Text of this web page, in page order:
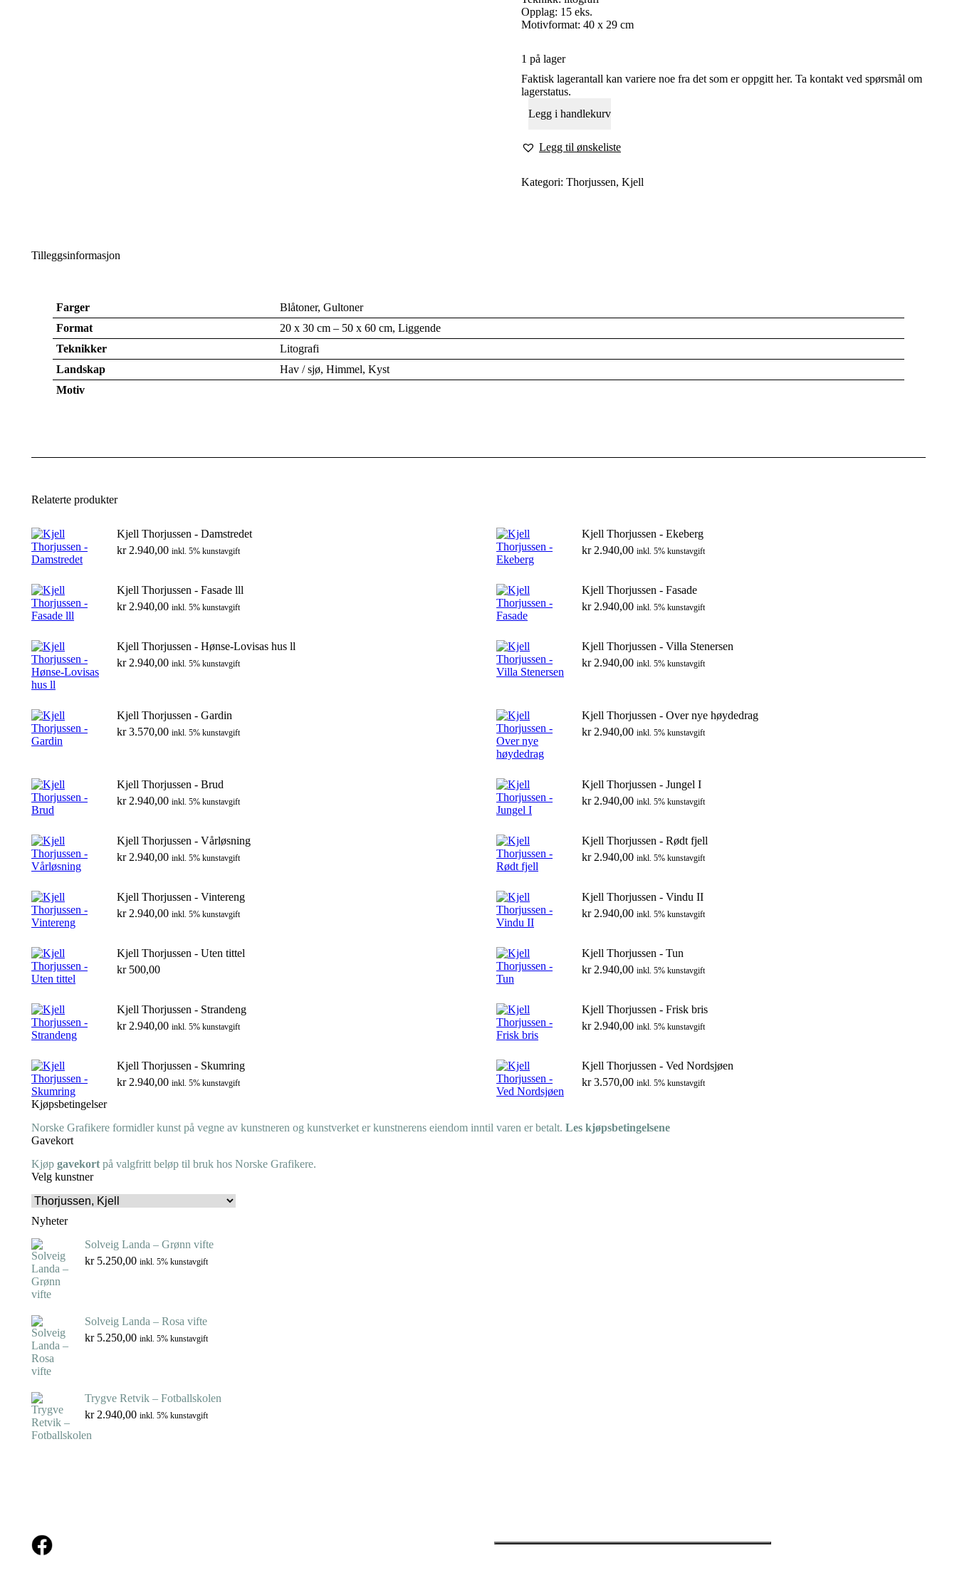
Opplag: 15 eks.
Motivformat: 40 x 29 cm
1 på lager
Faktisk lagerantall kan variere noe fra det som er oppgitt her. Ta kontakt ved spørsmål om
lagerstatus.
Legg i handlekurv
Legg til ønskeliste
Kategori: Thorjussen, Kjell
Tilleggsinformasjon
Farger
Blåtoner, Gultoner
Format
20 x 30 cm – 50 x 60 cm, Liggende
Teknikker
Litografi
Landskap
Hav / sjø, Himmel, Kyst
Motiv
Relaterte produkter
Kjell Thorjussen - Damstredet
kr2.940,00 inkl. 5% kunstavgift
Kjell Thorjussen - Ekeberg
kr2.940,00 inkl. 5% kunstavgift
Kjell Thorjussen - Fasade lll
kr2.940,00 inkl. 5% kunstavgift
Kjell Thorjussen - Fasade
kr2.940,00 inkl. 5% kunstavgift
Kjell Thorjussen - Hønse-Lovisas hus ll
kr2.940,00 inkl. 5% kunstavgift
Kjell Thorjussen - Villa Stenersen
kr2.940,00 inkl. 5% kunstavgift
Kjell Thorjussen - Gardin
kr3.570,00 inkl. 5% kunstavgift
Kjell Thorjussen - Over nye høydedrag
kr2.940,00 inkl. 5% kunstavgift
Kjell Thorjussen - Brud
kr2.940,00 inkl. 5% kunstavgift
Kjell Thorjussen - Jungel I
kr2.940,00 inkl. 5% kunstavgift
Kjell Thorjussen - Vårløsning
kr2.940,00 inkl. 5% kunstavgift
Kjell Thorjussen - Rødt fjell
kr2.940,00 inkl. 5% kunstavgift
Kjell Thorjussen - Vintereng
kr2.940,00 inkl. 5% kunstavgift
Kjell Thorjussen - Vindu II
kr2.940,00 inkl. 5% kunstavgift
Kjell Thorjussen - Uten tittel
kr500,00
Kjell Thorjussen - Tun
kr2.940,00 inkl. 5% kunstavgift
Kjell Thorjussen - Strandeng
kr2.940,00 inkl. 5% kunstavgift
Kjell Thorjussen - Frisk bris
kr2.940,00 inkl. 5% kunstavgift
Kjell Thorjussen - Skumring
kr2.940,00 inkl. 5% kunstavgift
Kjell Thorjussen - Ved Nordsjøen
kr3.570,00 inkl. 5% kunstavgift
Kjøpsbetingelser
Norske Grafikere formidler kunst på vegne av kunstneren og kunstverket er kunstnerens eiendom inntil varen er betalt. Les kjøpsbetingelsene
Gavekort
Kjøp gavekort på valgfritt beløp til bruk hos Norske Grafikere.
Velg kunstner
Nyheter
Solveig Landa – Grønn vifte
kr5.250,00 inkl. 5% kunstavgift
Solveig Landa – Rosa vifte
kr5.250,00 inkl. 5% kunstavgift
Trygve Retvik – Fotballskolen
kr2.940,00 inkl. 5% kunstavgift